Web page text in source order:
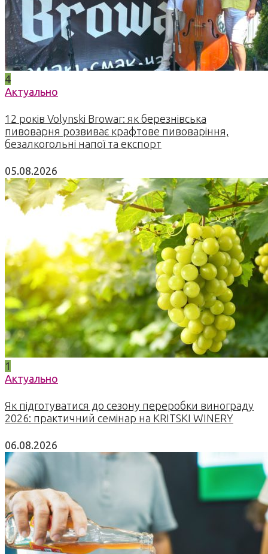
4
Актуально
12 років Volynski Browar: як березнівська
пивоварня розвиває крафтове пивоваріння,
безалкогольні напої та експорт
05.08.2026
1
Актуально
Як підготуватися до сезону переробки винограду
2026: практичний семінар на KRITSKI WINERY
06.08.2026